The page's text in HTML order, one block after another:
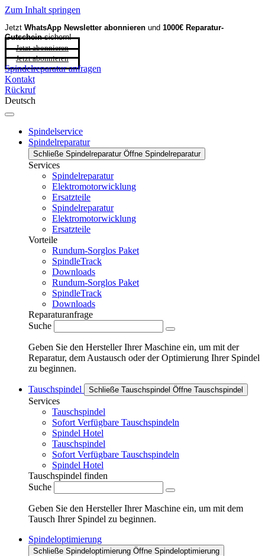
Zum Inhalt springen
Jetzt WhatsApp Newsletter abonnieren und 1000€ Reparatur-
Gutscheinsichern!
Jetzt abonnieren
Jetzt abonnieren
Spindelreparatur anfragen
Kontakt
Rückruf
Deutsch
Spindelservice
Spindelreparatur
Schließe Spindelreparatur Öffne Spindelreparatur
Services
Spindelreparatur
Elektromotorwicklung
Ersatzteile
Spindelreparatur
Elektromotorwicklung
Ersatzteile
Vorteile
Rundum-Sorglos Paket
SpindleTrack
Downloads
Rundum-Sorglos Paket
SpindleTrack
Downloads
Reparaturanfrage
Suche
Geben Sie den Hersteller Ihrer Maschine ein, um mit der
Reparatur, dem Austausch oder der Optimierung Ihrer Spindel
zu beginnen.
Tauschspindel Schließe Tauschspindel Öffne Tauschspindel
Services
Tauschspindel
Sofort Verfügbare Tauschspindeln
Spindel Hotel
Tauschspindel
Sofort Verfügbare Tauschspindeln
Spindel Hotel
Tauschspindel finden
Suche
Geben Sie den Hersteller Ihrer Maschine ein, um mit dem
Tausch Ihrer Spindel zu beginnen.
Spindeloptimierung
Schließe Spindeloptimierung Öffne Spindeloptimierung